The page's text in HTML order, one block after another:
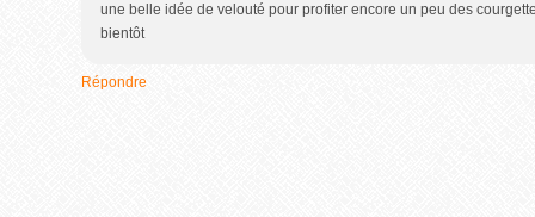
une belle idée de velouté pour profiter encore un peu des
bientôt
Répondre